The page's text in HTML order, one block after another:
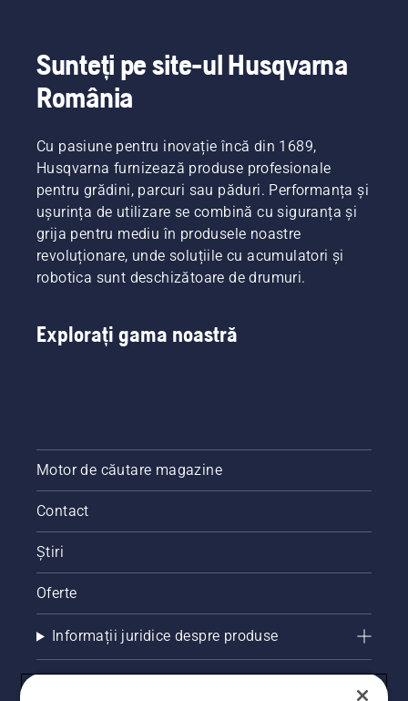
motoferăstraiele de îngrijire a arborilor
Sunteți pe site-ul Husqvarna
România
Cu pasiune pentru inovație încă din 1689,
Husqvarna furnizează produse profesionale
pentru grădini, parcuri sau păduri. Performanța și
ușurința de utilizare se combină cu siguranța și
grija pentru mediu în produsele noastre
revoluționare, unde soluțiile cu acumulatori și
robotica sunt deschizătoare de drumuri.
Explorați gama noastră
Motor de căutare magazine
Contact
Știri
Oferte
Informații juridice despre produse